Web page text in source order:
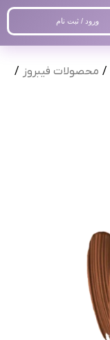
ورود / ثبت نام
/ محصولات فیبروز /